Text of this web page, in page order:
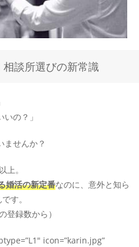
談所選びの新常識
の？」
ませんか？
上。
婚活の新定番なのに、意外と知ら
す。
登録数から）
icon=”karin.jpg”